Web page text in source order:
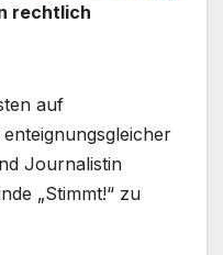
rechtlich
auf
Journalistin
„Stimmt!“ zu